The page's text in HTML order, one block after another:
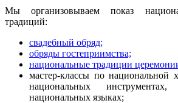
Мы организовываем показ
традиций:
свадебный обряд;
обряды гостеприимства;
национальные традиции
мастер-классы по национальной
национальных
национальных языках;